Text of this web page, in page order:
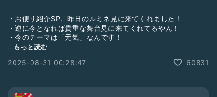
・お便り紹介SP。昨日のルミネ見に来てくれました！
・逆に今となれば貴重な舞台見に来てくれてるやん！
・今のテーマは「元気」なんです！
★トークテーマ★
域無き対応するぜ！
...もっと読む
2025-08-31 00:28:47
60831